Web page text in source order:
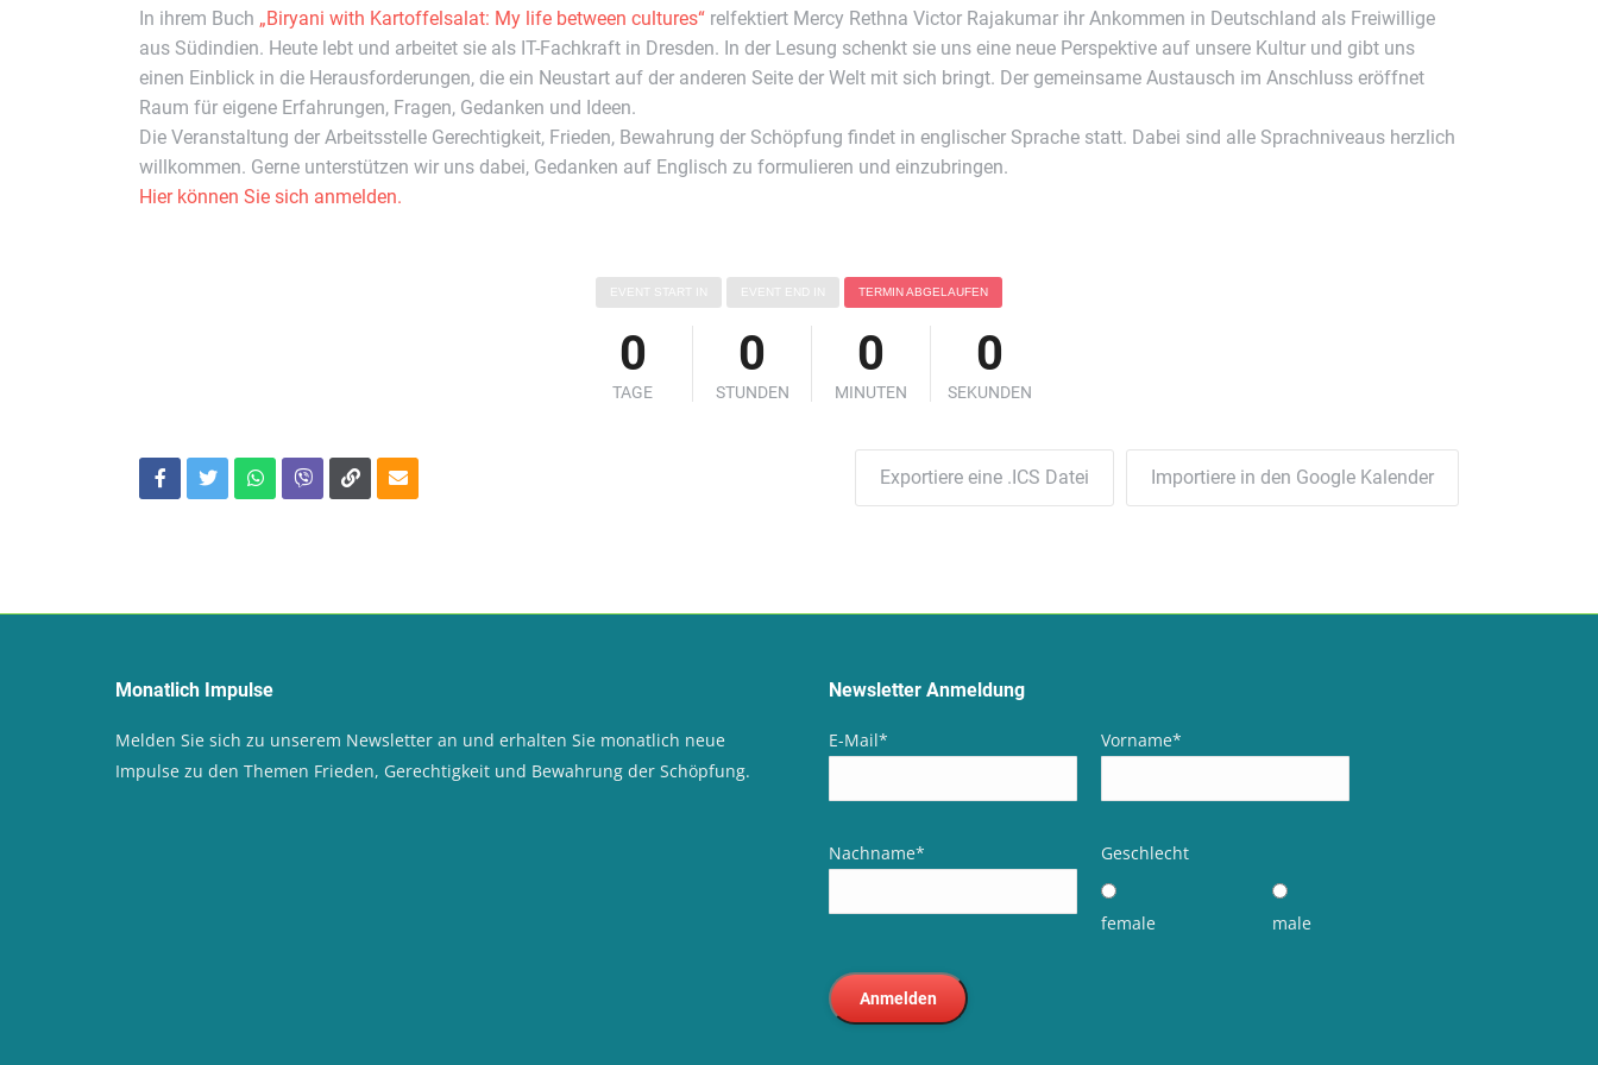
In ihrem Buch „Biryani with Kartoffelsalat: My life between cultures“ relfektiert Mercy Rethna Victor Rajakumar ihr Ankommen in Deutschland als Freiwillige
aus Südindien. Heute lebt und arbeitet sie als IT-Fachkraft in Dresden. In der Lesung schenkt sie uns eine neue Perspektive auf unsere Kultur und gibt uns
einen Einblick in die Herausforderungen, die ein Neustart auf der anderen Seite der Welt mit sich bringt. Der gemeinsame Austausch im Anschluss eröffnet
Raum für eigene Erfahrungen, Fragen, Gedanken und Ideen.
Die Veranstaltung der Arbeitsstelle Gerechtigkeit, Frieden, Bewahrung der Schöpfung findet in englischer Sprache statt. Dabei sind alle Sprachniveaus herzlich
willkommen. Gerne unterstützen wir uns dabei, Gedanken auf Englisch zu formulieren und einzubringen.
Hier können Sie sich anmelden.
EVENT START IN EVENT END IN TERMIN ABGELAUFEN
0
TAGE
0
STUNDEN
0
MINUTEN
0
SEKUNDEN
Exportiere eine .ICS Datei Importiere in den Google Kalender
Monatlich Impulse
Melden Sie sich zu unserem Newsletter an und erhalten Sie monatlich neue
Impulse zu den Themen Frieden, Gerechtigkeit und Bewahrung der Schöpfung.
Newsletter Anmeldung
E-Mail* Vorname*
Nachname* Geschlecht
female male